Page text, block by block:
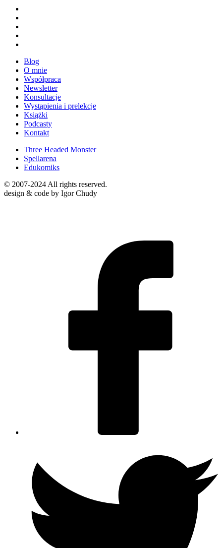
Blog
O mnie
Współpraca
Newsletter
Konsultacje
Wystąpienia i prelekcje
Książki
Podcasty
Kontakt
Three Headed Monster
Spellarena
Edukomiks
© 2007-2024 All rights reserved.
design & code by Igor Chudy